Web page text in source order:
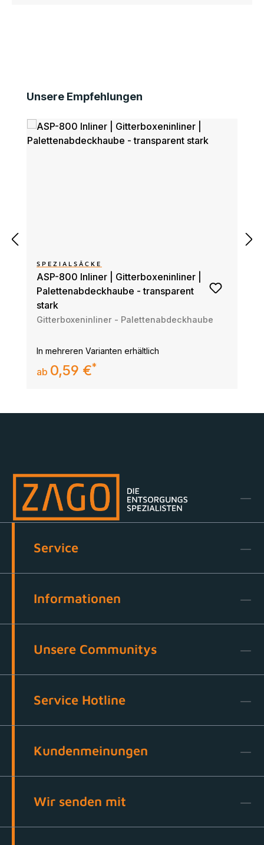
Produktgalerie überspringen
Unsere Empfehlungen
SPEZIALSÄCKE
ASP-800 Inliner | Gitterboxeninliner |
Palettenabdeckhaube - transparent
stark
Gitterboxeninliner - Palettenabdeckhaube
In mehreren Varianten erhältlich
regulärer preis:
ab 0,59 €
Service
Informationen
Unsere Communitys
Service Hotline
Kundenmeinungen
Wir senden mit